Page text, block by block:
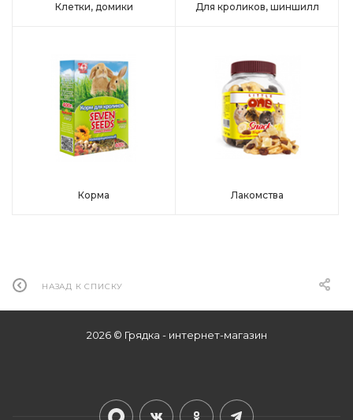
Клетки, домики Для кроликов, шиншилл
Корма Лакомства
НАЗАД К СПИСКУ
2026 © Грядка - интернет-магазин